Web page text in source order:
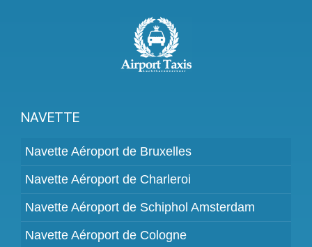
NAVETTE
Navette Aéroport de Bruxelles
Navette Aéroport de Charleroi
Navette Aéroport de Schiphol Amsterdam
Navette Aéroport de Cologne